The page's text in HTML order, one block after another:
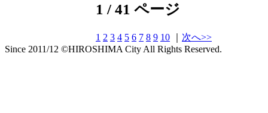
1 / 41 ページ
1 2 3 4 5 6 7 8 9 10
次へ>>
Since 2011/12 ©HIROSHIMA City All Rights Reserved.